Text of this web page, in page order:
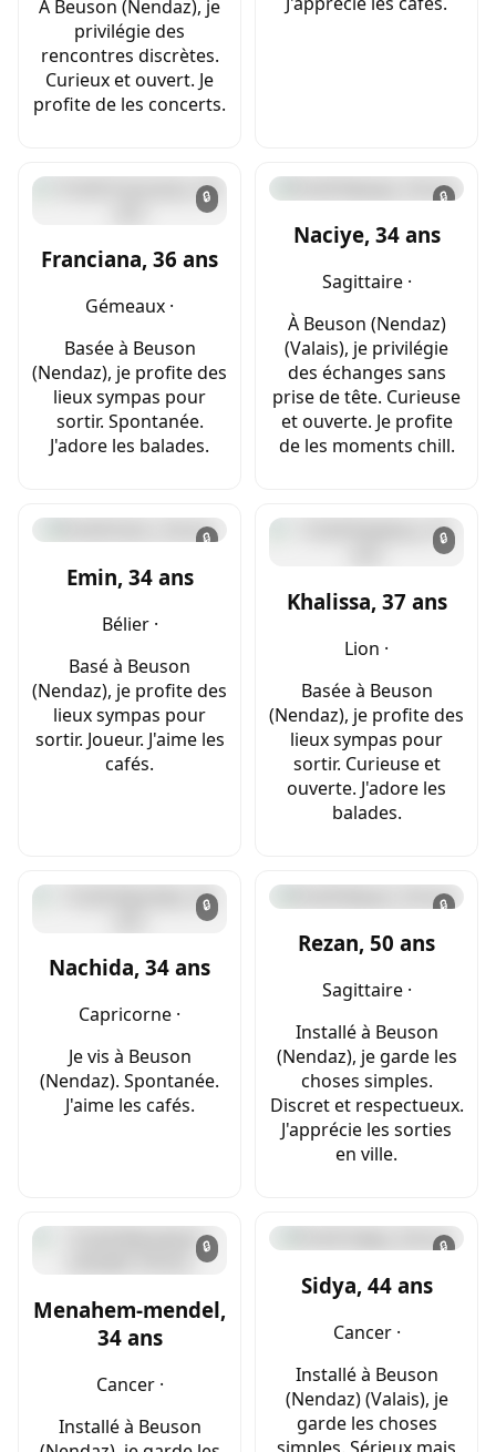
À Beuson (Nendaz), je
privilégie des
rencontres discrètes.
Curieux et ouvert. Je
profite de les concerts.
🔒
Franciana, 36 ans
Gémeaux ·
Basée à Beuson
(Nendaz), je profite des
lieux sympas pour
sortir. Spontanée.
J'adore les balades.
🔒
Naciye, 34 ans
Sagittaire ·
À Beuson (Nendaz)
(Valais), je privilégie
des échanges sans
prise de tête. Curieuse
et ouverte. Je profite
de les moments chill.
🔒
Emin, 34 ans
Bélier ·
Basé à Beuson
(Nendaz), je profite des
lieux sympas pour
sortir. Joueur. J'aime les
cafés.
🔒
Khalissa, 37 ans
Lion ·
Basée à Beuson
(Nendaz), je profite des
lieux sympas pour
sortir. Curieuse et
ouverte. J'adore les
balades.
🔒
Nachida, 34 ans
Capricorne ·
Je vis à Beuson
(Nendaz). Spontanée.
J'aime les cafés.
🔒
Rezan, 50 ans
Sagittaire ·
Installé à Beuson
(Nendaz), je garde les
choses simples.
Discret et respectueux.
J'apprécie les sorties
en ville.
🔒
Menahem-mendel,
34 ans
Cancer ·
Installé à Beuson
🔒
Sidya, 44 ans
Cancer ·
Installé à Beuson
(Nendaz) (Valais), je
garde les choses
simples. Sérieux mais